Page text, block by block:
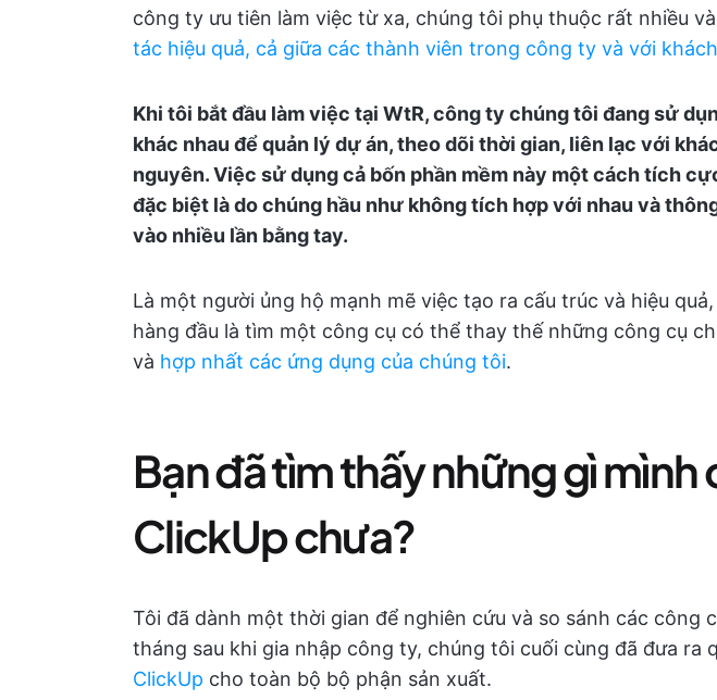
công ty ưu tiên làm việc từ xa, chúng tôi phụ thuộc rất nhiều
tác hiệu quả, cả giữa các thành viên trong công ty và với
Khi tôi bắt đầu làm việc tại WtR, công ty chúng tôi đang sử
khác nhau để quản lý dự án, theo dõi thời gian, liên lạc với
nguyên. Việc sử dụng cả bốn phần mềm này một cách tích
đặc biệt là do chúng hầu như không tích hợp với nhau và
vào nhiều lần bằng tay.
Là một người ủng hộ mạnh mẽ việc tạo ra cấu trúc và hiệu
hàng đầu là tìm một công cụ có thể thay thế những công cụ
và hợp nhất các ứng dụng của chúng tôi.
Bạn đã tìm thấy những gì mình
ClickUp chưa?
Tôi đã dành một thời gian để nghiên cứu và so sánh các công
tháng sau khi gia nhập công ty, chúng tôi cuối cùng đã đưa ra
ClickUp cho toàn bộ bộ phận sản xuất.